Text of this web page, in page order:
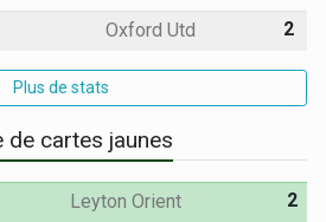
Oxford Utd 2
Plus de stats
de cartes jaunes
Leyton Orient
2